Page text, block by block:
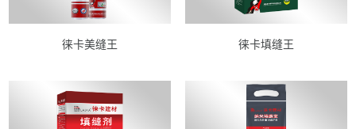
徕卡美缝王 徕卡填缝王